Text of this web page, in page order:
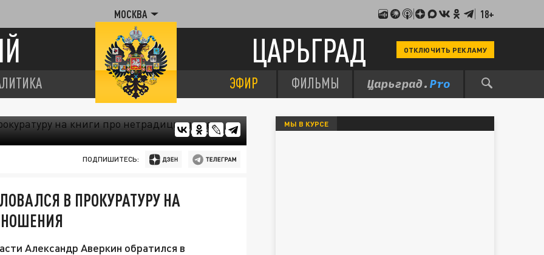
МОСКВА 18+
ЦАРЬГРАД ОТКЛЮЧИТЬ РЕКЛАМУ
ЭФИР ФИЛЬМЫ
ФОТО: ZSNSO.RU
ПОДПИШИТЕСЬ:
В ПРОКУРАТУРУ НА
Александр Аверкин обратился в
МЫ В КУРСЕ